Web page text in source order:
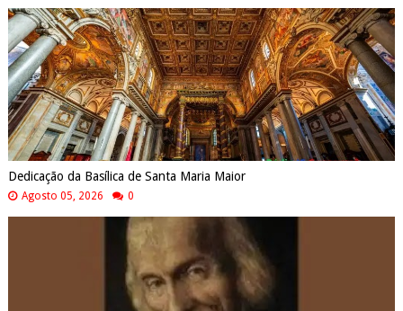
Dedicação da Basílica de Santa Maria Maior
Agosto 05, 2026 0